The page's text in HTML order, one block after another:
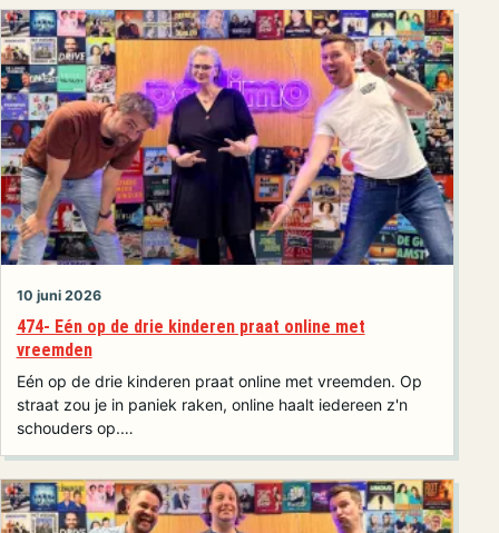
10 juni 2026
474- Eén op de drie kinderen praat online met
vreemden
Eén op de drie kinderen praat online met vreemden. Op
straat zou je in paniek raken, online haalt iedereen z'n
schouders op.…